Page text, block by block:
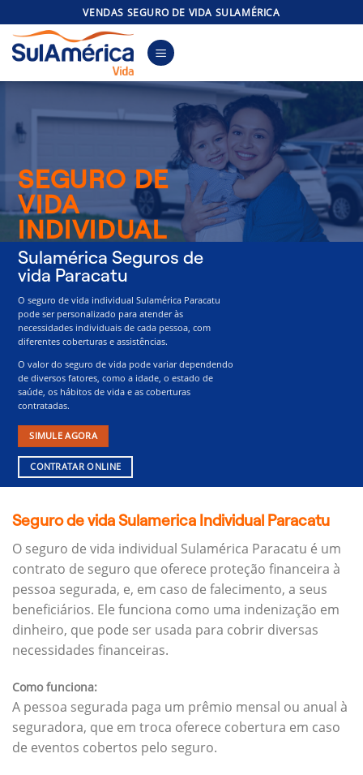
to
content
VENDAS SEGURO DE VIDA SULAMÉRICA
SEGURO DE
VIDA
INDIVIDUAL
Sulamérica Seguros de
vida Paracatu
O seguro de vida individual Sulamérica Paracatu
pode ser personalizado para atender às
necessidades individuais de cada pessoa, com
diferentes coberturas e assistências.
O valor do seguro de vida pode variar dependendo
de diversos fatores, como a idade, o estado de
saúde, os hábitos de vida e as coberturas
contratadas.
SIMULE AGORA
CONTRATAR ONLINE
Seguro de vida Sulamerica Individual Paracatu
O seguro de vida individual Sulamérica Paracatu é um
contrato de seguro que oferece proteção financeira à
pessoa segurada, e, em caso de falecimento, a seus
beneficiários. Ele funciona como uma indenização em
dinheiro, que pode ser usada para cobrir diversas
necessidades financeiras.
Como funciona:
A pessoa segurada paga um prêmio mensal ou anual à
seguradora, que em troca oferece cobertura em caso
de eventos cobertos pelo seguro.